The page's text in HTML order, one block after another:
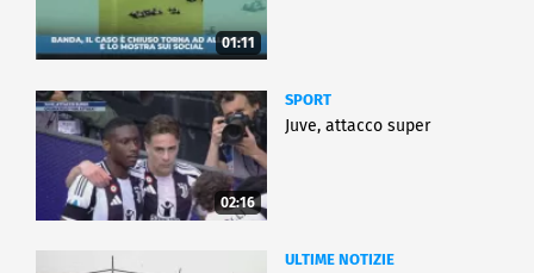
01:11
02:16
SPORT
Juve, attacco super
ULTIME NOTIZIE